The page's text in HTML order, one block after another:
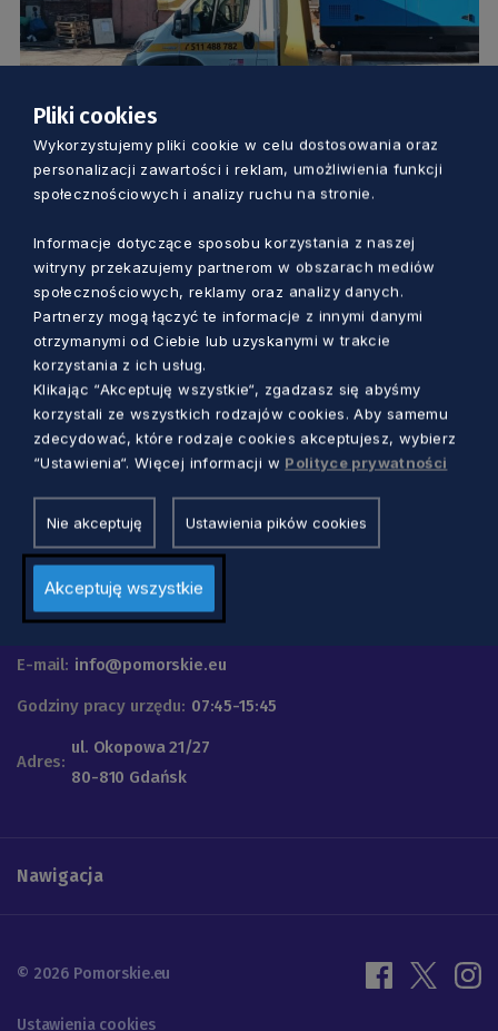
SOLIDARNI Z UKRAINĄ
Szpitale z Pomorza przekazują dary
Ukrainie. Co i gdzie trafi?
Dorota Kulka 4 lata temu
Urząd Marszałkowski
Województwa Pomorskiego
Telefon +48 58 32 68 555
E-mail: info@pomorskie.eu
Godziny pracy urzędu: 07:45-15:45
Adres:
ul. Okopowa 21/27
80-810 Gdańsk
Nawigacja
© 2026 Pomorskie.eu
Ustawienia cookies
Pliki cookies
Wykorzystujemy pliki cookie w celu dostosowania oraz
personalizacji zawartości i reklam, umożliwienia funkcji
społecznościowych i analizy ruchu na stronie.
Informacje dotyczące sposobu korzystania z naszej
witryny przekazujemy partnerom w obszarach mediów
społecznościowych, reklamy oraz analizy danych.
Partnerzy mogą łączyć te informacje z innymi danymi
otrzymanymi od Ciebie lub uzyskanymi w trakcie
korzystania z ich usług.
Klikając “Akceptuję wszystkie“, zgadzasz się abyśmy
korzystali ze wszystkich rodzajów cookies. Aby samemu
zdecydować, które rodzaje cookies akceptujesz, wybierz
“Ustawienia“. Więcej informacji w Polityce prywatności
Nie akceptuję Ustawienia pików cookies
Akceptuję wszystkie